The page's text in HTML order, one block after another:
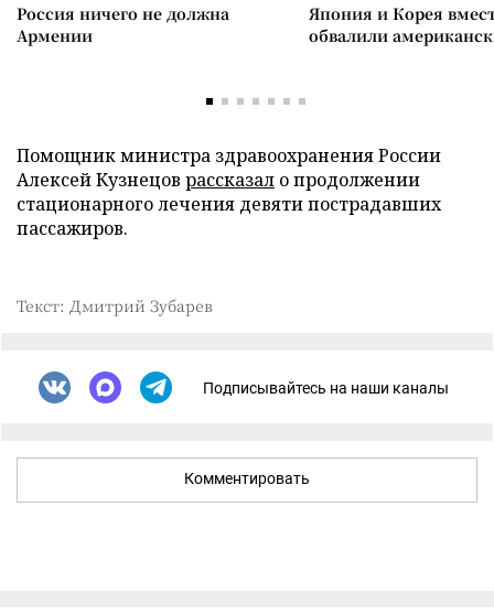
Россия ничего не должна
Армении
Япония и Корея
обвалили
Помощник министра здравоохранения России
Алексей Кузнецов рассказал о продолжении
стационарного лечения девяти пострадавших
пассажиров.
Текст: Дмитрий Зубарев
Подписывайтесь на наши каналы
Комментировать